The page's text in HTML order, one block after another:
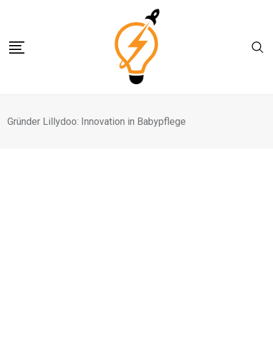
content
Gründer Lillydoo: Innovation in Babypflege